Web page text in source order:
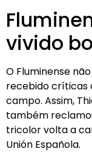
vivido
O Fluminense
recebido críticas
campo. Assim,
também
tricolor volta a
Unión Española.